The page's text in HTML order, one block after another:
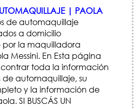
| PAOLA
de automaquillaje
a domicilio
por la maquilladora
Messini. En Esta página
toda la información
de automaquillaje, su
y la información de
SI BUSCÁS UN